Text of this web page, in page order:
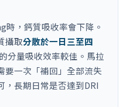
時，鈣質吸收率會下降。
攝取分散於一日三至四
分量吸收效率較佳。馬拉
要一次「補回」全部流失
，長期日常是否達到DRI